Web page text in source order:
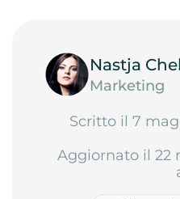
Nastja
Marketing
Scritto il 7
Aggiornato il 22